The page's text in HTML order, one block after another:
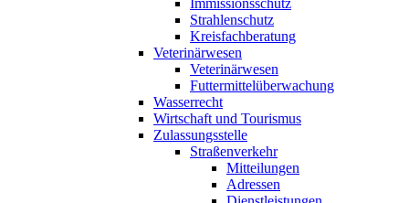
Immissionsschutz
Strahlenschutz
Kreisfachberatung
Veterinärwesen
Veterinärwesen
Futtermittelüberwachung
Wasserrecht
Wirtschaft und Tourismus
Zulassungsstelle
Straßenverkehr
Mitteilungen
Adressen